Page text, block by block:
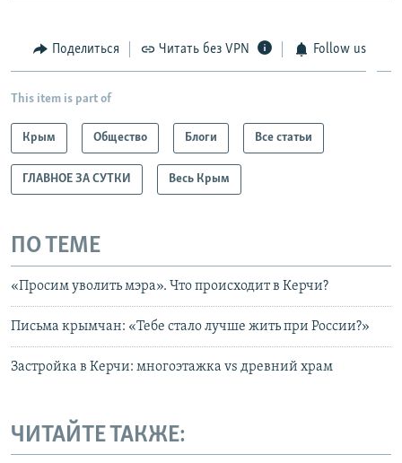
Поделиться Читать без VPN Follow us
This item is part of
Крым Общество Блоги Все статьи
ГЛАВНОЕ ЗА СУТКИ Весь Крым
ПО ТЕМЕ
«Просим уволить мэра». Что происходит в Керчи?
Письма крымчан: «Тебе стало лучше жить при России?»
Застройка в Керчи: многоэтажка vs древний храм
ЧИТАЙТЕ ТАКЖЕ: